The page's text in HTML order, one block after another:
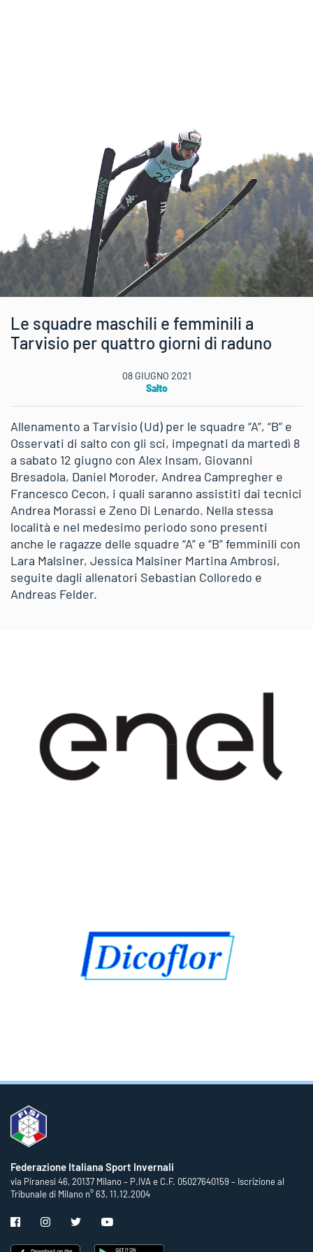
Le squadre maschili e femminili a
Tarvisio per quattro giorni di raduno
08 GIUGNO 2021
Salto
Allenamento a Tarvisio (Ud) per le squadre “A”, “B” e
Osservati di salto con gli sci, impegnati da martedì 8
a sabato 12 giugno con Alex Insam, Giovanni
Bresadola, Daniel Moroder, Andrea Campregher e
Francesco Cecon, i quali saranno assistiti dai tecnici
Andrea Morassi e Zeno Di Lenardo. Nella stessa
località e nel medesimo periodo sono presenti
anche le ragazze delle squadre “A” e “B” femminili con
Lara Malsiner, Jessica Malsiner Martina Ambrosi,
seguite dagli allenatori Sebastian Colloredo e
Andreas Felder.
Federazione Italiana Sport Invernali
via Piranesi 46, 20137 Milano – P.IVA e C.F. 05027640159 – Iscrizione al
Tribunale di Milano n° 63, 11.12.2004